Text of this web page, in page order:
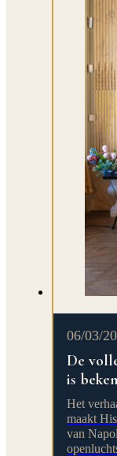
06/03/
De
is
Het
maakt
van